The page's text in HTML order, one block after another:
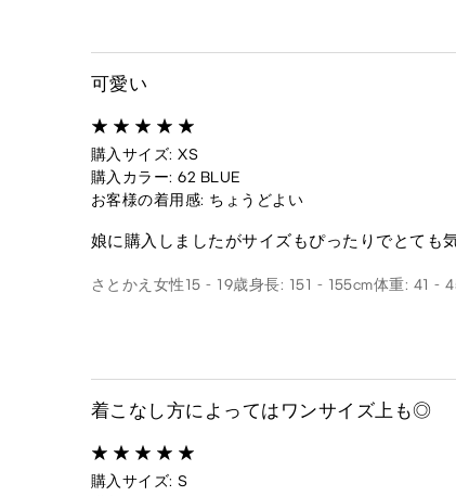
可愛い
購入サイズ: XS
購入カラー: 62 BLUE
お客様の着用感: ちょうどよい
娘に購入しましたがサイズもぴったりでとても
さとかえ 女性15 - 19歳身長: 151 - 155cm体重: 41 -
着こなし方によってはワンサイズ上も◎
購入サイズ: S